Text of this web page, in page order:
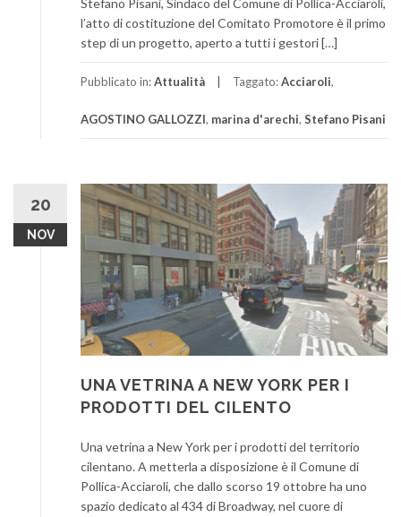
Stefano Pisani, Sindaco del Comune di Pollica-Acciaroli,
l’atto di costituzione del Comitato Promotore è il primo
step di un progetto, aperto a tutti i gestori […]
Pubblicato in:Attualità Taggato:Acciaroli,
AGOSTINO GALLOZZI, marina d'arechi, Stefano Pisani
20
NOV
UNA VETRINA A NEW YORK PER I
PRODOTTI DEL CILENTO
Una vetrina a New York per i prodotti del territorio
cilentano. A metterla a disposizione è il Comune di
Pollica-Acciaroli, che dallo scorso 19 ottobre ha uno
spazio dedicato al 434 di Broadway, nel cuore di